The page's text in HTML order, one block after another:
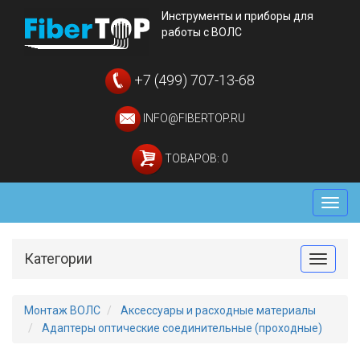
Инструменты и приборы для
работы с ВОЛС
+7 (499) 707-13-68
INFO@FIBERTOP.RU
ТОВАРОВ: 0
Меню
Toggle
Категории
Монтаж ВОЛС
Аксессуары и расходные материалы
Адаптеры оптические соединительные (проходные)